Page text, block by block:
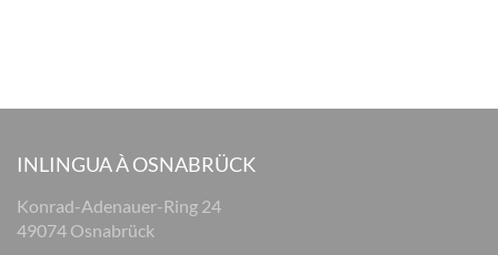
INLINGUA À OSNABRÜCK
Konrad-Adenauer-Ring 24
49074 Osnabrück